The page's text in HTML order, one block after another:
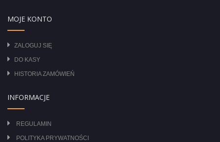
MOJE KONTO
ZALOGUJ SIĘ
DO KASY
HISTORIA ZAMÓWIEŃ
INFORMACJE
REGULAMIN
POLITYKA PRYWATNOŚCI